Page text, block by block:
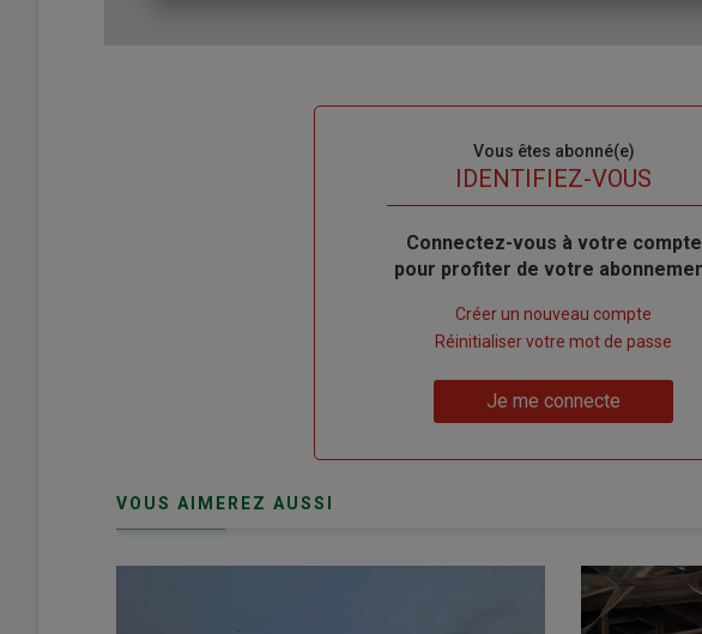
Vous êtes abonné(e)
IDENTIFIEZ-VOUS
Body
Connectez-vous à votre compte
pour profiter de votre
compte"
Créer un nouveau compte
Réinitialiser votre mot de passe
Je me connecte
VOUS AIMEREZ AUSSI